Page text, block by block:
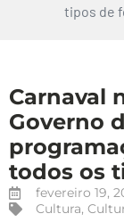
tipos de
Carnaval
Governo
todos os
fevereiro 19,
Cultura,